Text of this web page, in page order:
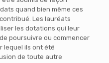
quand bien même ces
Les lauréats
les dotations qui leur
poursuivre ou commencer
lequel ils ont été
de toute autre